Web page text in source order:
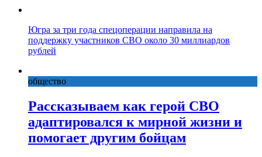
Югра за три года спецоперации направила на
поддержку участников СВО около 30 миллиардов
рублей
общество
Рассказываем как герой СВО
адаптировался к мирной жизни и
помогает другим бойцам